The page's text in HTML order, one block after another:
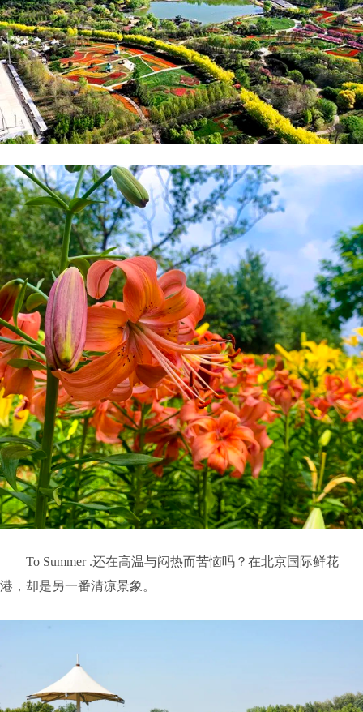
To Summer .还在高温与闷热而苦恼吗？在北京国际鲜花
港，却是另一番清凉景象。